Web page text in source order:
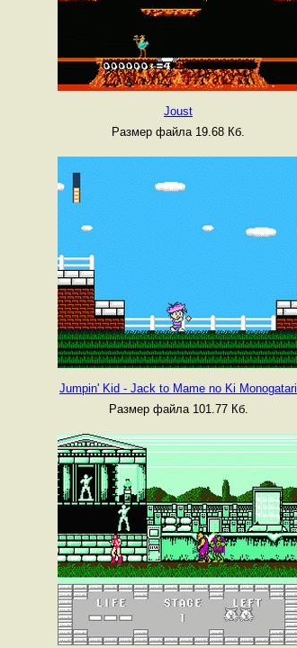
Joust
Размер файла 19.68 Кб.
Jumpin' Kid - Jack to Mame no Ki Monogatari
Размер файла 101.77 Кб.